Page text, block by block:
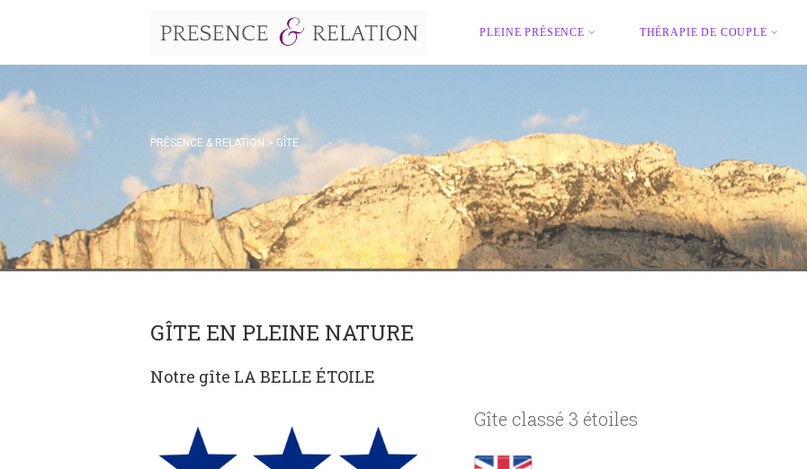
PLEINE PRÉSENCE THÉRAPIE DE COUPLE
PRÉSENCE & RELATION > GÎTE
GÎTE EN PLEINE NATURE
Notre gîte LA BELLE ÉTOILE
Gîte classé 3 étoiles